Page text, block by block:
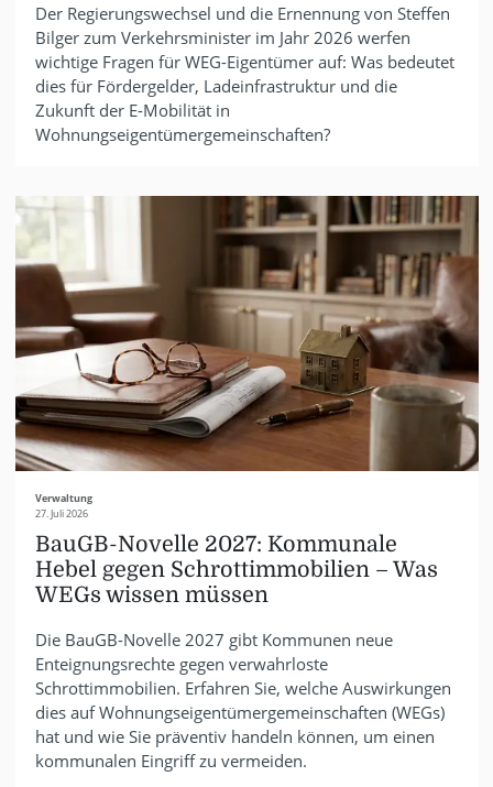
Der Regierungswechsel und die Ernennung von Steffen
Bilger zum Verkehrsminister im Jahr 2026 werfen
wichtige Fragen für WEG-Eigentümer auf: Was bedeutet
dies für Fördergelder, Ladeinfrastruktur und die
Zukunft der E-Mobilität in
Wohnungseigentümergemeinschaften?
Verwaltung
27. Juli 2026
BauGB-Novelle 2027: Kommunale
Hebel gegen Schrottimmobilien – Was
WEGs wissen müssen
Die BauGB-Novelle 2027 gibt Kommunen neue
Enteignungsrechte gegen verwahrloste
Schrottimmobilien. Erfahren Sie, welche Auswirkungen
dies auf Wohnungseigentümergemeinschaften (WEGs)
hat und wie Sie präventiv handeln können, um einen
kommunalen Eingriff zu vermeiden.